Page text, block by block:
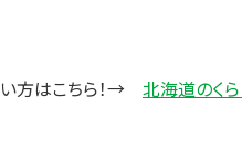
い方はこちら！→ 北海道のく